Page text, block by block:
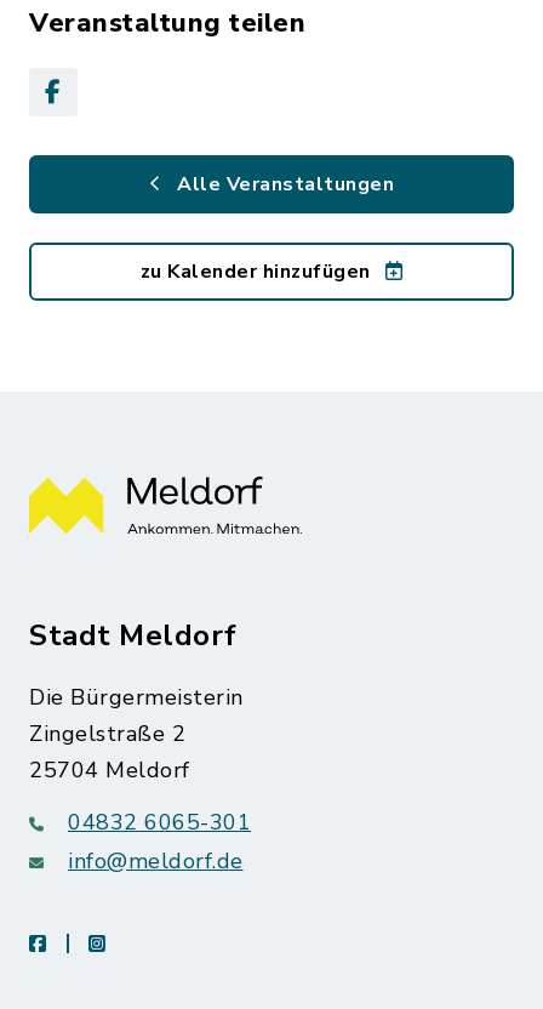
Veranstaltung teilen
Alle Veranstaltungen
zu Kalender hinzufügen
Stadt Meldorf
Die Bürgermeisterin
Zingelstraße 2
25704 Meldorf
04832 6065-301
info@meldorf.de
facebookinstagram